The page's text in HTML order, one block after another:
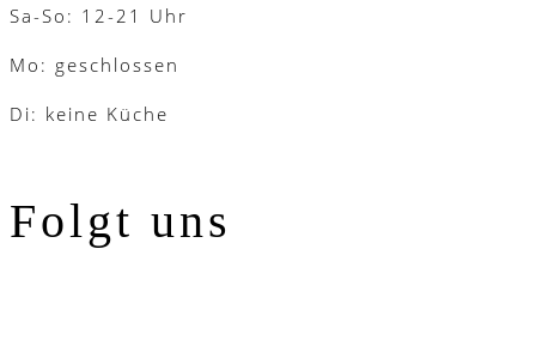
Sa-So: 12-21 Uhr
Mo: geschlossen
Di: keine Küche
Folgt uns